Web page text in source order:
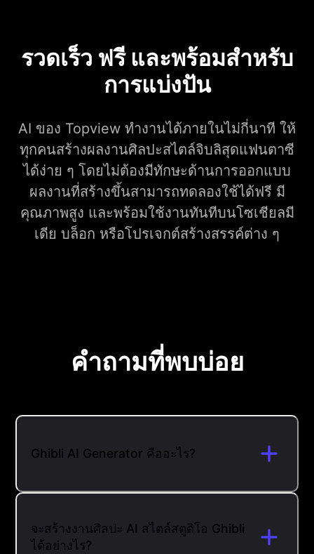
รวดเร็ว ฟรี และพร้อมสำหรับ
การแบ่งปัน
AI ของ Topview ทำงานได้ภายในไม่กี่นาที ให้
ทุกคนสร้างผลงานศิลปะสไตล์จิบลิสุดแฟนตาซี
ได้ง่าย ๆ โดยไม่ต้องมีทักษะด้านการออกแบบ
ผลงานที่สร้างขึ้นสามารถทดลองใช้ได้ฟรี มี
คุณภาพสูง และพร้อมใช้งานทันทีบนโซเชียลมี
เดีย บล็อก หรือโปรเจกต์สร้างสรรค์ต่าง ๆ
คำถามที่พบบ่อย
Ghibli AI Generator คืออะไร?
จะสร้างงานศิลปะ AI สไตล์สตูดิโอ Ghibli
ได้อย่างไร?